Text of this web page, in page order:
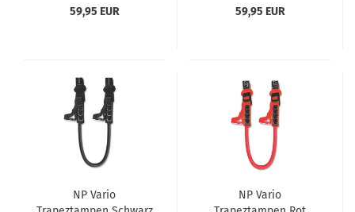
59,95 EUR 59,95 EUR
NP Vario
NP Vario